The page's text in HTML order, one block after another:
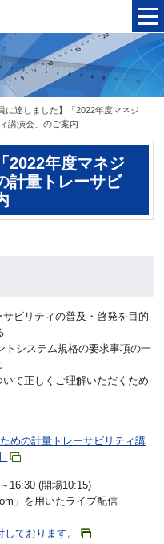
に達しました】「2022年度マネジ
講演会」のご案内
2022年度マネジ
計量トレーサビ
ビリティの普及・啓発を⽬的
トシステム規格の要求事項の⼀
て正しくご理解いただくため
めの計量トレーサビリティ講
16:30 (開場10:15)
」を用いたライブ配信
ております。